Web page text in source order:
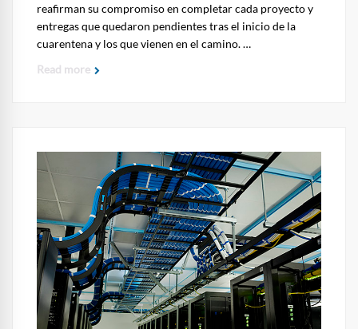
reafirman su compromiso en completar cada proyecto y
entregas que quedaron pendientes tras el inicio de la
cuarentena y los que vienen en el camino. …
Read more